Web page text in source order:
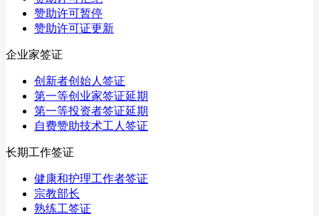
赞助许可暂停
赞助许可证更新
企业家签证
创新者创始人签证
第一等创业家签证延期
第一等投资者签证延期
自费赞助技术工人签证
长期工作签证
健康和护理工作者签证
宗教部长
熟练工签证